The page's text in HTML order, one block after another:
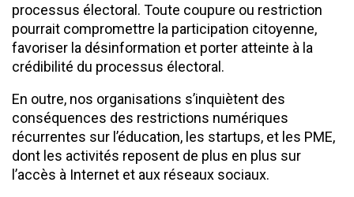
processus électoral. Toute coupure ou restriction
pourrait compromettre la participation citoyenne,
favoriser la désinformation et porter atteinte à la
crédibilité du processus électoral.
En outre, nos organisations s’inquiètent des
conséquences des restrictions numériques
récurrentes sur l’éducation, les startups, et les PME,
dont les activités reposent de plus en plus sur
l’accès à Internet et aux réseaux sociaux.